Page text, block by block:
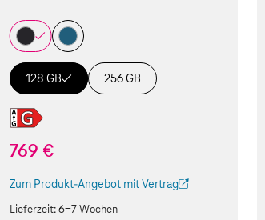
128 GB 256 GB
769 €
Zum Produkt-Angebot mit Vertrag
(Der Link wird in einem neuen Tab geöffnet)
Lieferzeit:6-7 Wochen